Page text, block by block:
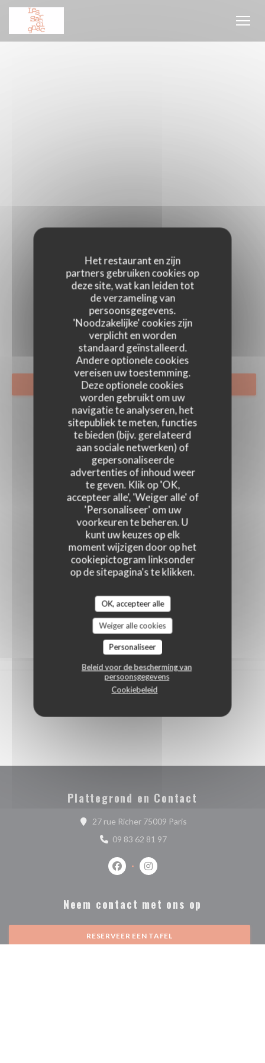
Cookies beheer paneel
Het restaurant en zijn
partners gebruiken cookies op
deze site, wat kan leiden tot
de verzameling van
persoonsgegevens.
'Noodzakelijke' cookies zijn
verplicht en worden
standaard geïnstalleerd.
Andere optionele cookies
vereisen uw toestemming.
Deze optionele cookies
worden gebruikt om uw
navigatie te analyseren, het
sitepubliek te meten, functies
te bieden (bijv. gerelateerd
aan sociale netwerken) of
gepersonaliseerde
advertenties of inhoud weer
te geven. Klik op 'OK,
accepteer alle', 'Weiger alle' of
'Personaliseer' om uw
voorkeuren te beheren. U
kunt uw keuzes op elk
moment wijzigen door op het
cookiepictogram linksonder
op de sitepagina's te klikken.
OK, accepteer alle
Weiger alle cookies
Personaliseer
Beleid voor de bescherming van
persoonsgegevens
Cookiebeleid
FOTO'S
RESERVEER EEN TAFEL
Plattegrond en Contact
27 rue Richer 75009 Paris((opent in een nieuw
09 83 62 81 97
Facebook ((opent in een nieuw
Instagram ((opent in een
Neem contact met ons op
RESERVEER EEN TAFEL